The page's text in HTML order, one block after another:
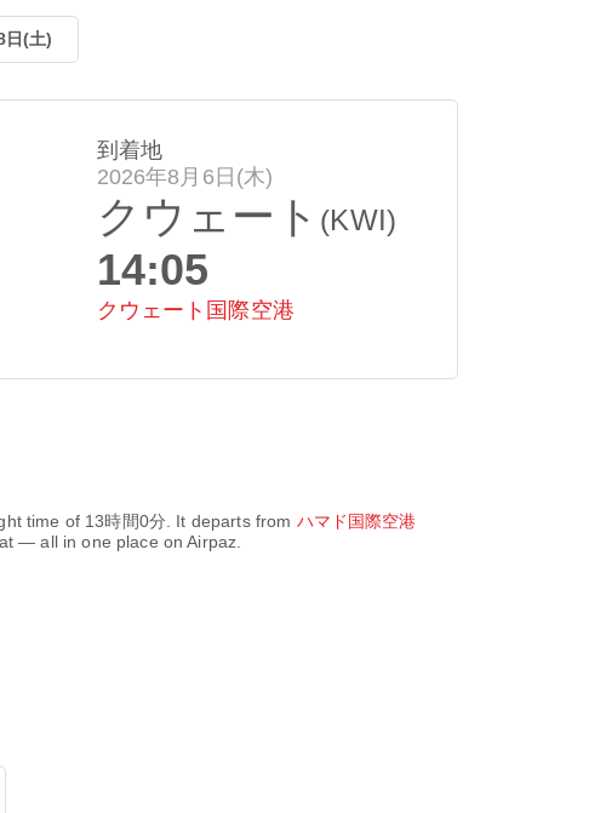
日(土)
到着地
2026年8月6日(木)
クウェート (KWI)
14:05
クウェート国際空港
time of 13時間0分 . It departs from ハマド国際空港
— all in one place on Airpaz.